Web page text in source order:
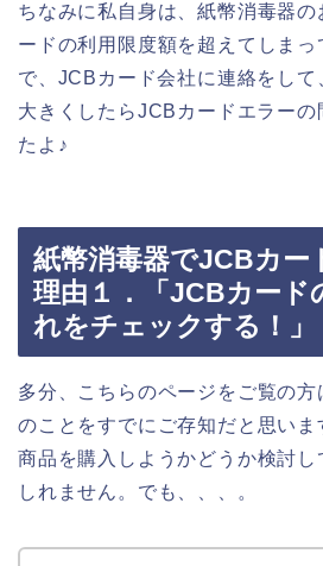
ちなみに私自身は、紙幣消毒器
ードの利用限度額を超えてしま
で、JCBカード会社に連絡をして
大きくしたらJCBカードエラーの
たよ♪
紙幣消毒器でJCBカー
理由１．「JCBカード
れをチェックする！」
多分、こちらのページをご覧の
のことをすでにご存知だと思い
商品を購入しようかどうか検討し
しれません。でも、、、。